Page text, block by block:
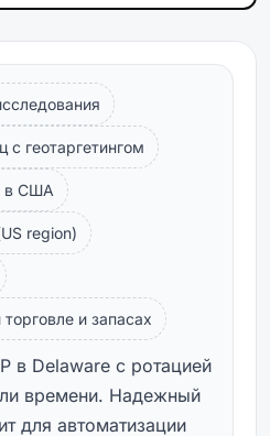
с геотаргетингом
в США
region)
и запасах
в Delaware с ротацией
времени. Надежный
для автоматизации